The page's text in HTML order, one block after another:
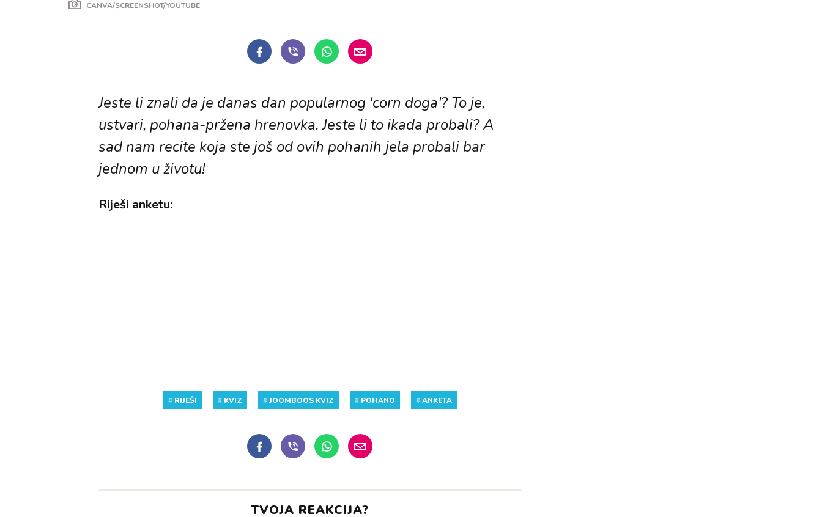
CANVA/SCREENSHOT/YOUTUBE
Jeste li znali da je danas dan popularnog 'corn doga'? To je,
ustvari, pohana-pržena hrenovka. Jeste li to ikada probali? A
sad nam recite koja ste još od ovih pohanih jela probali bar
jednom u životu!
Riješi anketu:
# RIJEŠI # KVIZ #JOOMBOOS KVIZ # POHANO #ANKETA
TVOJA REAKCIJA?